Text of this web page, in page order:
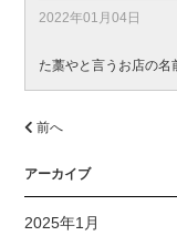
2022年01月04日
た藁やと言うお店の名
前へ
アーカイブ
2025年1月